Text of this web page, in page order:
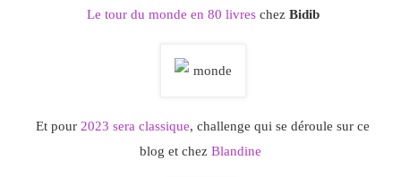
Le tour du monde en 80 livreschez Bidib
Et pour 2023 sera classique, challenge qui se déroule sur ce
blog et chez Blandine